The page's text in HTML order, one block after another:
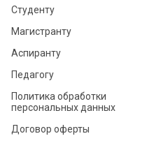
Студенту
Магистранту
Аспиранту
Педагогу
Политика обработки
персональных данных
Договор оферты